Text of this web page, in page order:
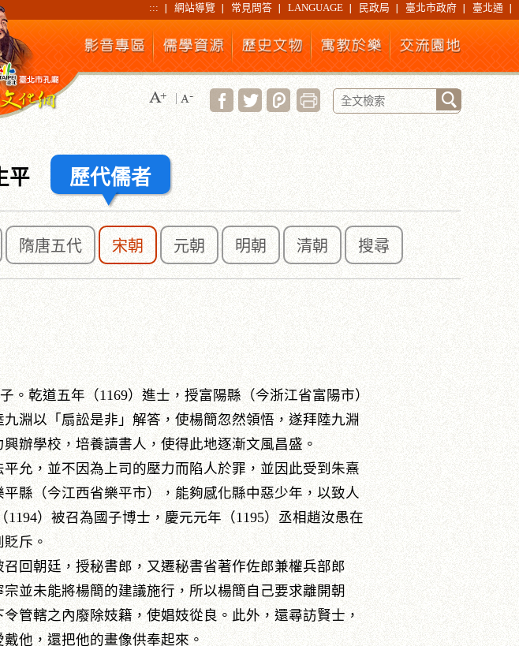
::: 網站導覽 常見問答 LANGUAGE 民政局 臺北市政府 臺北通
平 歷代儒者
隋唐五代 宋朝 元朝 明朝 清朝 搜尋
。乾道五年（1169）進士，授富陽縣（今浙江省富陽市）
淵以「扇訟是非」解答，使楊簡忽然領悟，遂拜陸九淵
辦學校，培養讀書人，使得此地逐漸文風昌盛。
，並不因為上司的壓力而陷人於罪，並因此受到朱熹
縣（今江西省樂平市），能夠感化縣中惡少年，以致人
）被召為國子博士，慶元元年（1195）丞相趙汝愚在
貶斥。
朝廷，授秘書郎，又遷秘書省著作佐郎兼權兵部郎
並未能將楊簡的建議施行，所以楊簡自己要求離開朝
管轄之內廢除妓籍，使娼妓從良。此外，還尋訪賢士，
他，還把他的畫像供奉起來。